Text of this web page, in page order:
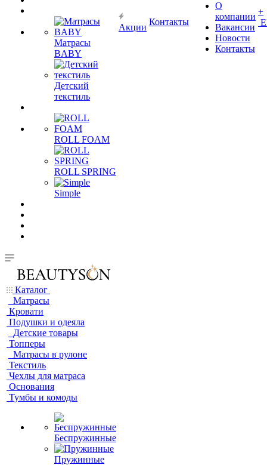
Матрасы
BABY
Детский
текстиль
ROLL FOAM
ROLL SPRING
Simple
Акции
Контакты
О
компании
Вакансии
Новости
Контакты
+
Каталог
Матрасы
Кровати
Подушки и одеяла
Детские товары
Топперы
Матрасы в рулоне
Текстиль
Чехлы для матраса
Основания
Тумбы и комоды
Беспружинные
Пружинные